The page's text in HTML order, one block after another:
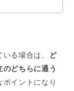
る場合は、
ど
のどちらに通う
イントになり